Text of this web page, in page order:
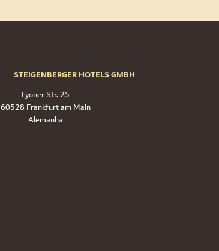
STEIGENBERGER HOTELS GMBH
Lyoner Str. 25
60528 Frankfurt am Main
Alemanha